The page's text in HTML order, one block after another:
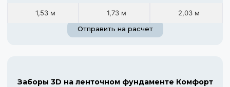
1,53 м 1,73 м
2,03 м
Отправить на расчет
Заборы 3D на ленточном фундаменте Комфорт